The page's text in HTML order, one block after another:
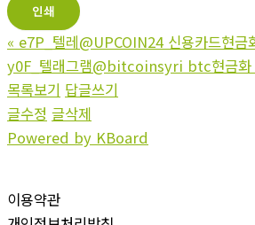
인쇄
« e7P_텔레@UPCOIN24 신용카드현금
y0F_텔래그램@bitcoinsyri btc현금화
목록보기 답글쓰기
글수정 글삭제
Powered by KBoard
이용약관